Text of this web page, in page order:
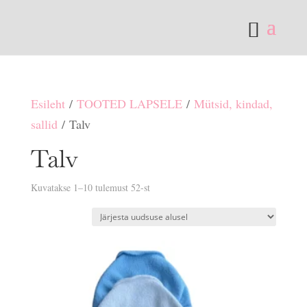
Esileht/ TOOTED LAPSELE/ Mütsid, kindad,
sallid/ Talv
Talv
Kuvatakse 1–10 tulemust 52-stSorditud